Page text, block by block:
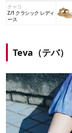
チャコ
Z/1 クラシック レディ
ース
Teva（テバ）